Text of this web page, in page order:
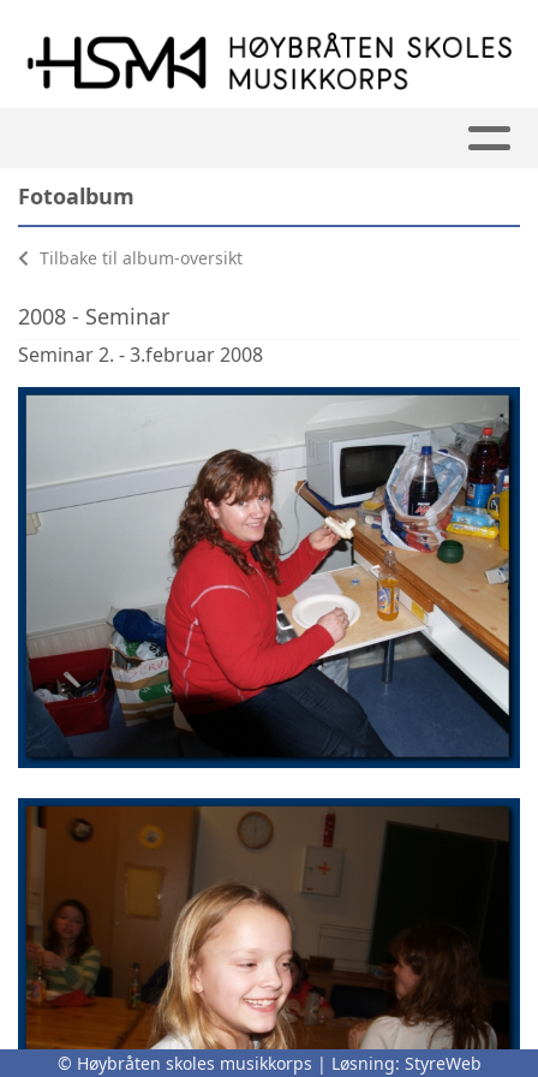
Fotoalbum
Tilbake til album-oversikt
2008 - Seminar
Seminar 2. - 3.februar 2008
© Høybråten skoles musikkorps | Løsning: StyreWeb